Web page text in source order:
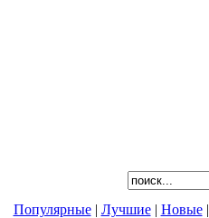
Популярные| Лучшие| Новые|